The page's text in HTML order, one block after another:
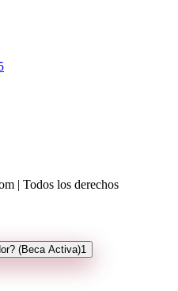
| Todos los derechos
(Beca Activa)1